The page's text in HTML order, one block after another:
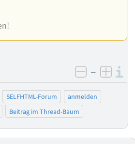
negativ
–
SELFHTML-Forum
anmelden
Beitrag im Thread-Baum